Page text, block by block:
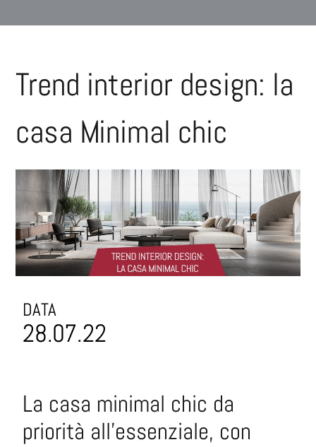
Trend interior design: la
casa Minimal chic
DATA
28.07.22
La casa minimal chic da
priorità all’essenziale, con